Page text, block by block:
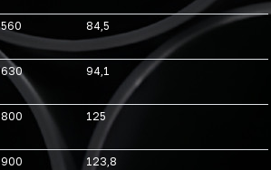
560 84,5
630 94,1
800 125
900 123,8